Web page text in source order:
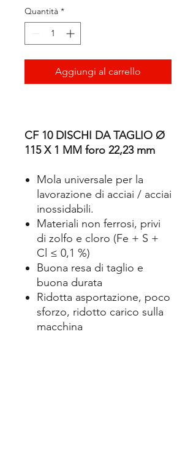
Quantità *
Aggiungi al carrello
CF 10 DISCHI DA TAGLIO Ø
115 X 1 MM foro 22,23 mm
Mola universale per la
lavorazione di acciai / acciai
inossidabili.
Materiali non ferrosi, privi
di zolfo e cloro (Fe + S +
Cl ≤ 0,1 %)
Buona resa di taglio e
buona durata
Ridotta asportazione, poco
sforzo, ridotto carico sulla
macchina